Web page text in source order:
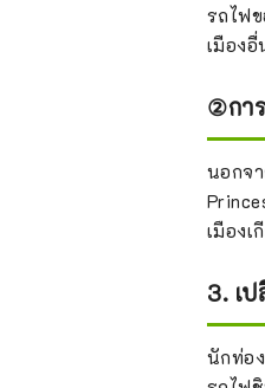
รถไฟ
เมือง
②กา
นอกจ
เมือง
3. เ
นักท่อ